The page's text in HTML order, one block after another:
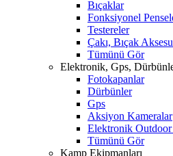
Bıçaklar
Fonksiyonel
Testereler
Çakı, Bıçak
Tümünü Gör
Elektronik, Gps,
Fotokapanlar
Dürbünler
Gps
Aksiyon Kameralar
Elektronik Outdoor
Tümünü Gör
Kamp Ekipmanları